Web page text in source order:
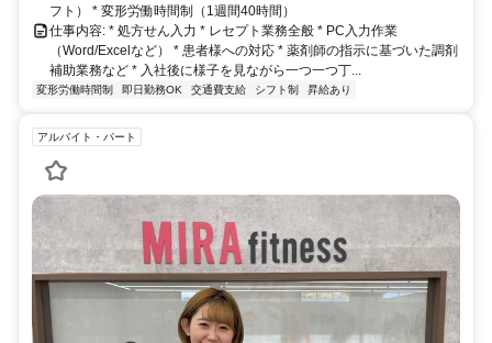
フト） * 変形労働時間制（1週間40時間）
仕事内容: * 処方せん入力 * レセプト業務全般 * PC入力作業
（Word/Excelなど） * 患者様への対応 * 薬剤師の指示に基づいた調剤
補助業務など * 入社後に様子を見ながら一つ一つ丁...
変形労働時間制 即日勤務OK 交通費支給 シフト制 昇給あり
アルバイト・パート